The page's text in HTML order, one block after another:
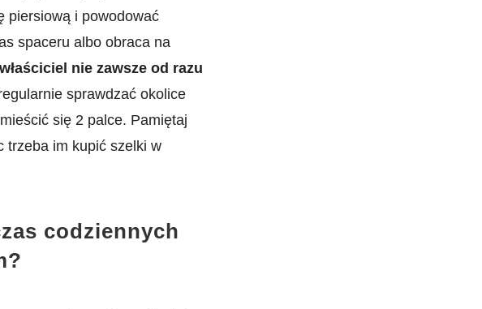
piersiową i powodować
spaceru albo obraca na
nie zawsze od razu
sprawdzać okolice
się 2 palce. Pamiętaj
trzeba im kupić szelki w
codziennych